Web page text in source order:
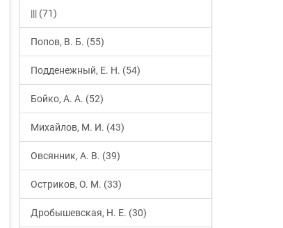
||| (71)
Попов, В. Б. (55)
Подденежный, Е. Н. (54)
Бойко, А. А. (52)
Михайлов, М. И. (43)
Овсянник, А. В. (39)
Остриков, О. М. (33)
Дробышевская, Н. Е. (30)